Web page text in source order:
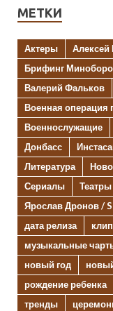
МЕТКИ
Актеры Алексей
Брифинг
Валерий Фальков
Военная операция
Военнослужащие
Донбасс
Литература
Сериалы
Театры
Ярослав Дронов /
дата релиза
клип
музыкальные
новый год
рождение ребенка
тренды